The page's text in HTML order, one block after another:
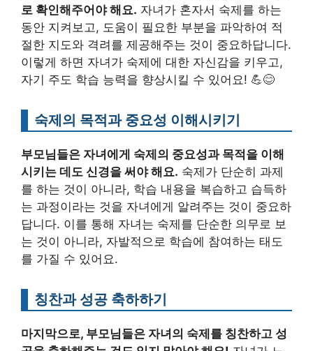
로 확인해주어야 해요. 자녀가 혼자서 숙제를 하는
동안 지켜보고, 도움이 필요한 부분을 파악하여 적
절한 지도와 격려를 제공해주는 것이 중요하답니다.
이렇게 하면 자녀가 숙제에 대한 자신감을 키우고,
자기 주도 학습 능력을 향상시킬 수 있어요! 💪😊
숙제의 목적과 중요성 이해시키기
부모님들은 자녀에게 숙제의 중요성과 목적을 이해
시키는 데도 신경을 써야 해요. 숙제가 단순히 과제
를 하는 것이 아니라, 학습 내용을 복습하고 습득하
는 과정이라는 것을 자녀에게 알려주는 것이 중요하
답니다. 이를 통해 자녀는 숙제를 단순한 의무로 보
는 것이 아니라, 자발적으로 학습에 참여하는 태도
를 가질 수 있어요.
칭찬과 성공 축하하기
마지막으로, 부모님들은 자녀의 숙제를 칭찬하고 성